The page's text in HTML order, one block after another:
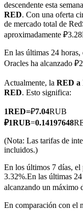
Futuros de
TradFi
Derivados de
Futuros del
descendente esta
RED. Con una oferta
de mercado total de
aproximadamente
En las últimas 24
Oracles ha alcanzado
Actualmente, la RED a
RED. Esto significa:
1RED=₽7.04RUB
₽1RUB=0.14197648
(Nota: Las tarifas de
incluidos.)
En los últimos 7 días, el
3.32%.En las últimas
alcanzando un
En comparación con el